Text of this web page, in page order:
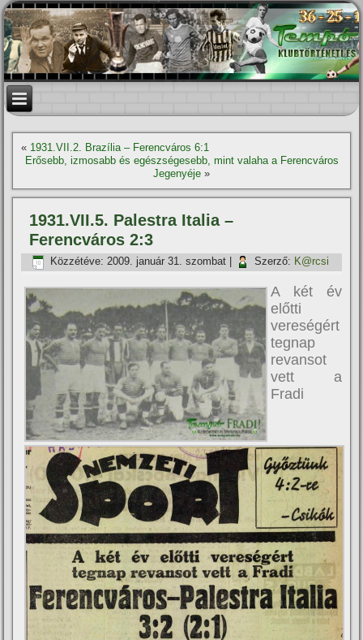
« 1931.VII.2. Brazília – Ferencváros 6:1
Erősebb, izmosabb és egészségesebb, mint valaha a Ferencváros
Jegenyéje »
1931.VII.5. Palestra Italia –
Ferencváros 2:3
Közzétéve: 2009. január 31. szombat Szerző: K@rcsi
A két év
előtti
vereségért
tegnap
revansot
vett a
Fradi